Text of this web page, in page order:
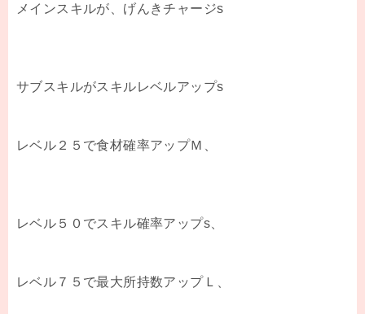
メインスキルが、げんきチャージs
サブスキルがスキルレベルアップs
レベル２５で食材確率アップＭ、
レベル５０でスキル確率アップs、
レベル７５で最大所持数アップＬ、